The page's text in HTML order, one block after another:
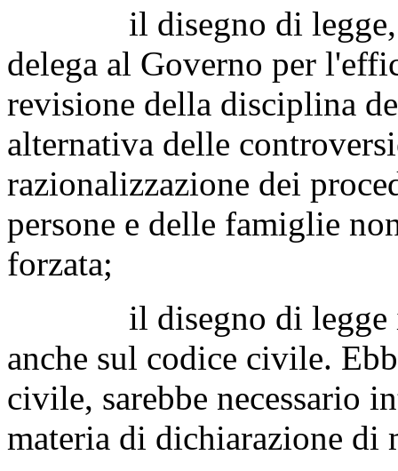
il disegno di legge,
delega al Governo per
revisione della disciplina
alternativa delle
razionalizzazione dei
persone e delle famiglie
forzata;
il disegno di legge in
anche sul codice civile.
civile, sarebbe necessario
materia di dichiarazione di